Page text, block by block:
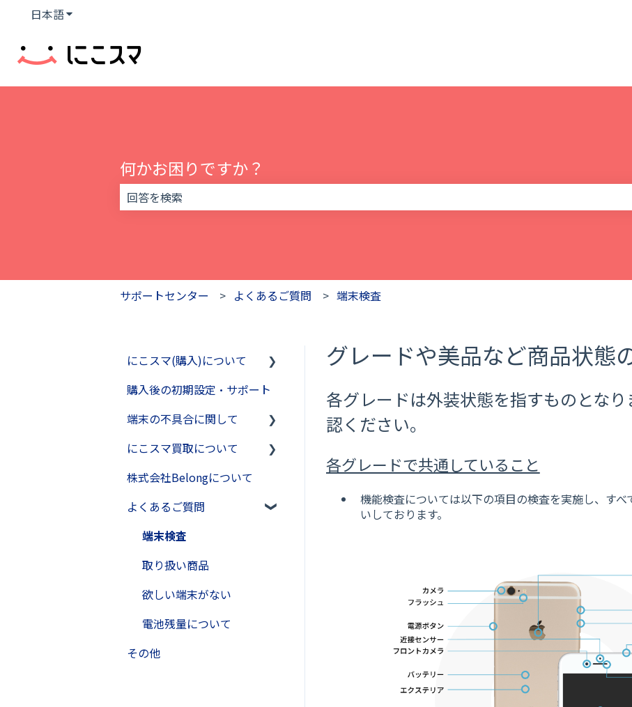
日本語翻訳のサブメニューを表示
何かお困りですか？
サポートセンター よくあるご質問 端末検査
グレードや美品など商品状態
各グレードは外装状態を指すものとな
認ください。
各グレードで共通していること
機能検査については以下の項目の検査を実施し、す
いしております。
にこスマ(購入)について
支払方法
配送方法
手数料
動作確認
その他
購入後の初期設定・サポート
端末の不具合に関して
不具合がおきた場合
通信キャリアごとの設定方
にこスマ買取について
買取の流れについて
査定について
本人確認について
複数台端末のお申込につい
株式会社Belongについて
よくあるご質問
端末検査
取り扱い商品
欲しい端末がない
電池残量について
その他